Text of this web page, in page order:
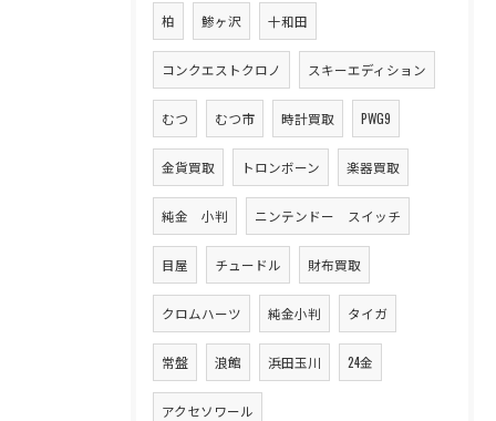
柏 鯵ヶ沢 十和田
コンクエストクロノ スキーエディション
むつ むつ市 時計買取 PWG9
金貨買取 トロンボーン 楽器買取
純金 小判 ニンテンドー スイッチ
目屋 チュードル 財布買取
クロムハーツ 純金小判 タイガ
常盤 浪館 浜田玉川 24金
アクセソワール